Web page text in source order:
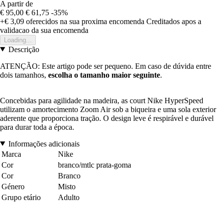
A partir de
€ 95,00 € 61,75 -35%
+€ 3,09 oferecidos na sua proxima encomenda Creditados apos a
validacao da sua encomenda
Loading...
Descrição
ATENÇÃO: Este artigo pode ser pequeno. Em caso de dúvida entre
dois tamanhos, escolha o tamanho maior seguinte.
Concebidas para agilidade na madeira, as court Nike HyperSpeed
utilizam o amortecimento Zoom Air sob a biqueira e uma sola exterior
aderente que proporciona tração. O design leve é respirável e durável
para durar toda a época.
Informações adicionais
Marca
Nike
Cor
branco/mtlc prata-goma
Cor
Branco
Género
Misto
Grupo etário
Adulto